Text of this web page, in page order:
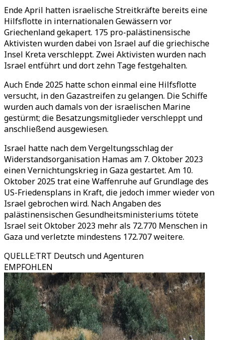
Ende April hatten israelische Streitkräfte bereits eine
Hilfsflotte in internationalen Gewässern vor
Griechenland gekapert. 175 pro-palästinensische
Aktivisten wurden dabei von Israel auf die griechische
Insel Kreta verschleppt. Zwei Aktivisten wurden nach
Israel entführt und dort zehn Tage festgehalten.
Auch Ende 2025 hatte schon einmal eine Hilfsflotte
versucht, in den Gazastreifen zu gelangen. Die Schiffe
wurden auch damals von der israelischen Marine
gestürmt; die Besatzungsmitglieder verschleppt und
anschließend ausgewiesen.
Israel hatte nach dem Vergeltungsschlag der
Widerstandsorganisation Hamas am 7. Oktober 2023
einen Vernichtungskrieg in Gaza gestartet. Am 10.
Oktober 2025 trat eine Waffenruhe auf Grundlage des
US-Friedensplans in Kraft, die jedoch immer wieder von
Israel gebrochen wird. Nach Angaben des
palästinensischen Gesundheitsministeriums tötete
Israel seit Oktober 2023 mehr als 72.770 Menschen in
Gaza und verletzte mindestens 172.707 weitere.
QUELLE:TRT Deutsch und Agenturen
EMPFOHLEN